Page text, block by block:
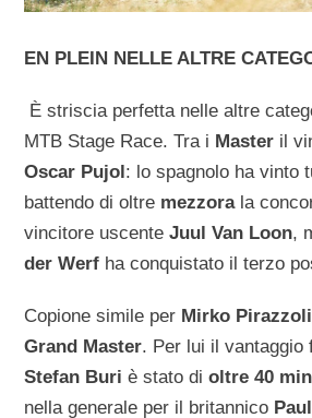
EN PLEIN NELLE ALTRE
È striscia perfetta nelle altre
MTB Stage Race. Tra i Master il
Oscar Pujol : lo spagnolo ha vinto
battendo di oltre mezzorala
vincitore uscenteJuul Van Loon,
der Werf ha conquistato il terzo
Copione simile per Mirko Pirazzoli
Grand Master. Per lui il vantaggio
Stefan Buriè stato dioltre 40
nella generale per il britannico